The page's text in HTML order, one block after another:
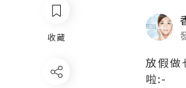
放假
啦:-
收藏